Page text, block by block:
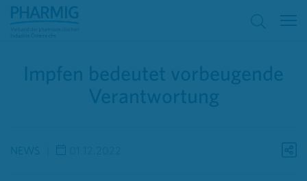
Impfen bedeutet vorbeugende
Verantwortung
NEWS